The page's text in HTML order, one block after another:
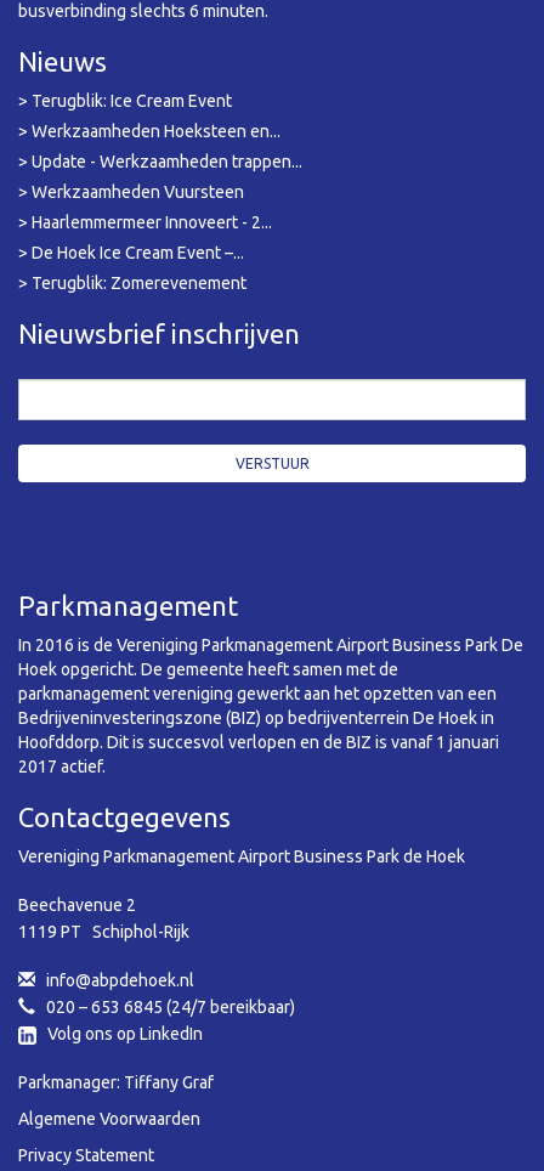
busverbinding slechts 6 minuten.
Nieuws
> Terugblik: Ice Cream Event
> Werkzaamheden Hoeksteen en...
> Update - Werkzaamheden trappen...
> Werkzaamheden Vuursteen
> Haarlemmermeer Innoveert - 2...
> De Hoek Ice Cream Event –...
> Terugblik: Zomerevenement
Nieuwsbrief inschrijven
Parkmanagement
In 2016 is de Vereniging Parkmanagement Airport Business Park De
Hoek opgericht. De gemeente heeft samen met de
parkmanagement vereniging gewerkt aan het opzetten van een
Bedrijveninvesteringszone (BIZ) op bedrijventerrein De Hoek in
Hoofddorp. Dit is succesvol verlopen en de BIZ is vanaf 1 januari
2017 actief.
Contactgegevens
Vereniging Parkmanagement Airport Business Park de Hoek
Beechavenue 2
1119 PT Schiphol-Rijk
info@abpdehoek.nl
020 – 653 6845 (24/7 bereikbaar)
Volg ons op LinkedIn
Parkmanager: Tiffany Graf
Algemene Voorwaarden
Privacy Statement